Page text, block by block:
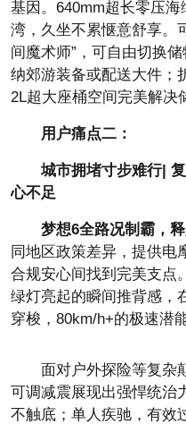
基因。640mm超长零压
湾，久坐不累惬意舒享。
间魔术师”，可自由切换
纳郊游装备或配送大件；
2L超大座桶空间完美解决
用户痛点二：
城市拥堵寸步难行|
心不足
梦想6全路况制霸，
同地区政策差异，提供电
合规安心间找到完美支点
绿灯亮起的瞬间推背感，
穿梭，80km/h+的极速潜
面对户外探险等复杂
可调减震展现出强悍统治
不触底；单人疾驰，有效